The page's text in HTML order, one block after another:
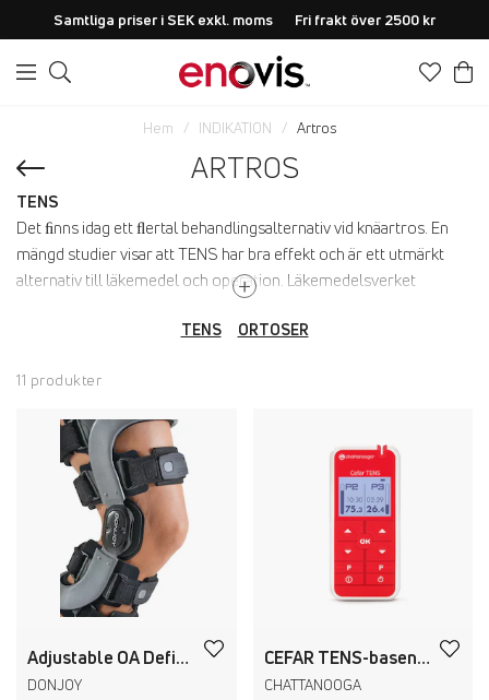
Samtliga priser i SEK exkl. moms Fri frakt över 2500 kr
Hem INDIKATION Artros
ARTROS
TENS
Det ﬁnns idag ett ﬂertal behandlingsalternativ vid knäartros. En
mängd studier visar att TENS har bra effekt och är ett utmärkt
alternativ till läkemedel och operation. Läkemedelsverket
effekter som visats är framför allt smärtlindring och minskad
TENS kombineras med fördel med någon form av träning!
ENOVIS erbjuder ett komplett sortiment inom TENS
smärtlindring. Biverkningsfri smärtlindring med TENS ger dig
större möjlighet till ett fortsatt aktivt liv.
Artros medför ofta smärta i knäleden. En ortos/knäsupport kan
lindra denna smärta så att du kan fortsätta med din dagliga
aktivitet. Upptäcker man artros i ett tidigt stadium så kan det räcka
med en nättare ortos som stabiliserar knäet och lindrar smärtan
genom att komprimera mjukdelarna och öka proprioceptionen. I
TENS ORTOSER
11 produkter
Adjustable OA Defiance PRO
DONJOY
CEFAR TENS-basenhet - Stimulator för smärtlindring
CHATTANOOGA